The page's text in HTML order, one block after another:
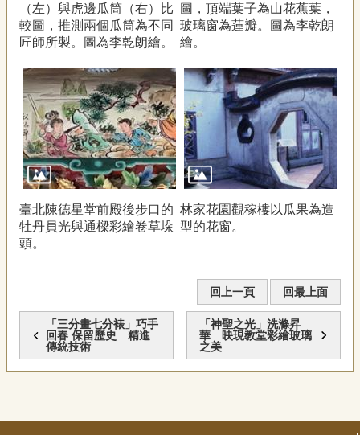
（左）與虎邊瓜筒（右）比
較圖，推測兩個瓜筒為不同
匠師所製。圖為李乾朗繪。
圖，頂端葉子為山花蕉葉，
玻璃窗為蓮瓣。圖為李乾朗
繪。
臺北陳德星堂前殿後步口的
牡丹員光與通樑彩繪卷草垛
頭。
林家花園觀稼樓以瓜果為造
型的花窗。
回上一頁 回最上面
「三分畫七分裱」巧手
回春 保留歷史 精進
傳統技術
「神聖之光」洗滌昇
華 映現教堂彩繪玻璃
之美